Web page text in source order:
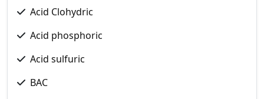
Acid Clohydric
Acid phosphoric
Acid sulfuric
BAC